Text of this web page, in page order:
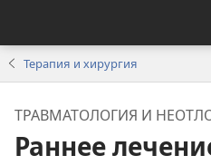
Терапия и хирургия
ТРАВМАТОЛОГИЯ И
Раннее